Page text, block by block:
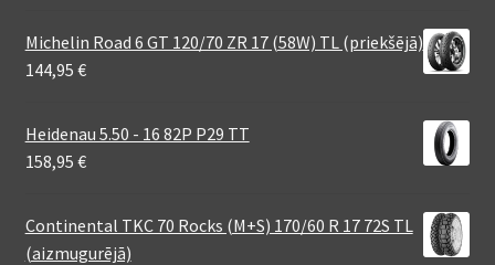
Michelin Road 6 GT 120/70 ZR 17 (58W) TL (priekšējā)
144,95 €
Heidenau 5.50 - 16 82P P29 TT
158,95 €
Continental TKC 70 Rocks (M+S) 170/60 R 17 72S TL
(aizmugurējā)